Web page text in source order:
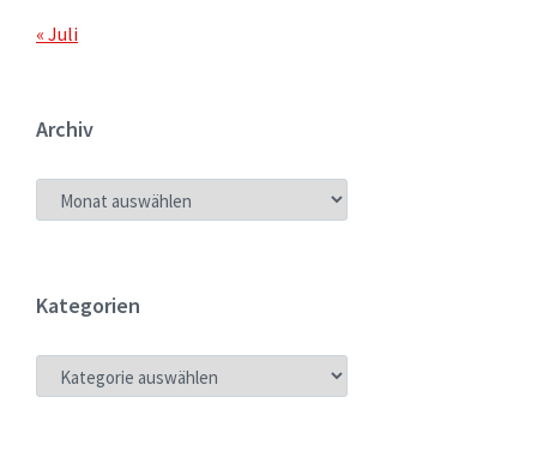
« Juli
Archiv
ARCHIV
Kategorien
KATEGORIEN